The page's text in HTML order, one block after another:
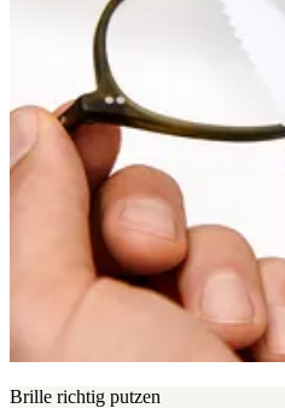
Brille richtig putzen